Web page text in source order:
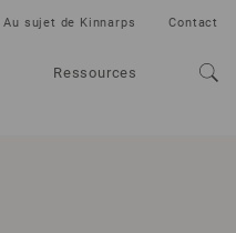
Ressources
Au sujet de Kinnarps Contact